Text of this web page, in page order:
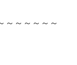
～～～～～～